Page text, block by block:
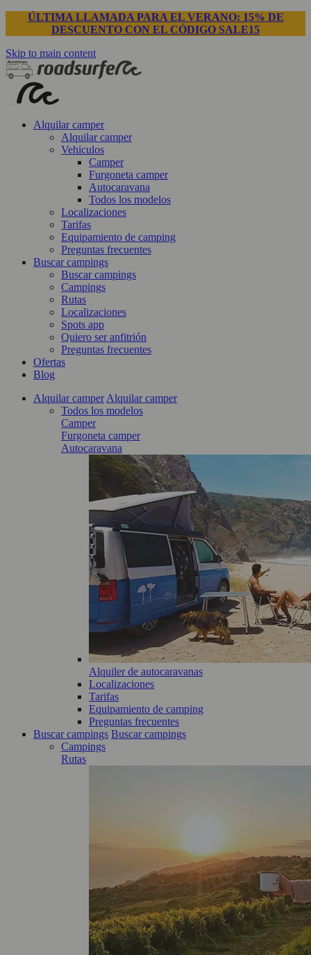
ÚLTIMA LLAMADA PARA EL VERANO: 15% DE
DESCUENTO CON EL CÓDIGO SALE15
Skip to main content
Alquilar camper
Alquilar camper
Vehiculos
Camper
Furgoneta camper
Autocaravana
Todos los modelos
Localizaciones
Tarifas
Equipamiento de camping
Preguntas frecuentes
Buscar campings
Buscar campings
Campings
Rutas
Localizaciones
Spots app
Quiero ser anfitrión
Preguntas frecuentes
Ofertas
Blog
Alquilar camper Alquilar camper
Todos los modelos
Camper
Furgoneta camper
Autocaravana
Alquiler de autocaravanas
Localizaciones
Tarifas
Equipamiento de camping
Preguntas frecuentes
Buscar campings Buscar campings
Campings
Rutas